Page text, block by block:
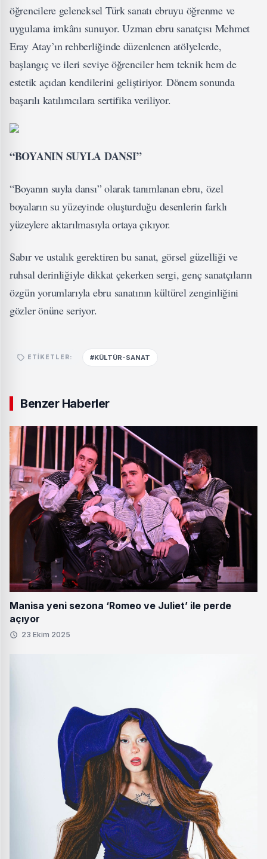
öğrencilere geleneksel Türk sanatı ebruyu öğrenme ve
uygulama imkânı sunuyor. Uzman ebru sanatçısı Mehmet
Eray Atay’ın rehberliğinde düzenlenen atölyelerde,
başlangıç ve ileri seviye öğrenciler hem teknik hem de
estetik açıdan kendilerini geliştiriyor. Dönem sonunda
başarılı katılımcılara sertifika veriliyor.
“BOYANIN SUYLA DANSI”
“Boyanın suyla dansı” olarak tanımlanan ebru, özel
boyaların su yüzeyinde oluşturduğu desenlerin farklı
yüzeylere aktarılmasıyla ortaya çıkıyor.
Sabır ve ustalık gerektiren bu sanat, görsel güzelliği ve
ruhsal derinliğiyle dikkat çekerken sergi, genç sanatçıların
özgün yorumlarıyla ebru sanatının kültürel zenginliğini
gözler önüne seriyor.
ETIKETLER: #KÜLTÜR-SANAT
Benzer Haberler
Manisa yeni sezona ‘Romeo ve Juliet’ ile perde
açıyor
23 Ekim 2025